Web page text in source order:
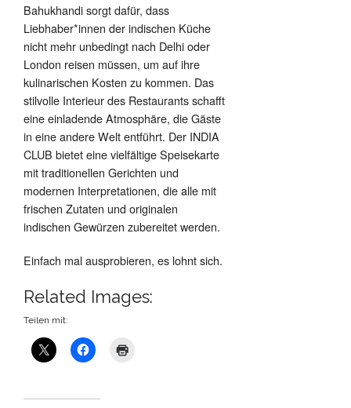
Bahukhandi sorgt dafür, dass
Liebhaber*innen der indischen Küche
nicht mehr unbedingt nach Delhi oder
London reisen müssen, um auf ihre
kulinarischen Kosten zu kommen. Das
stilvolle Interieur des Restaurants schafft
eine einladende Atmosphäre, die Gäste
in eine andere Welt entführt. Der INDIA
CLUB bietet eine vielfältige Speisekarte
mit traditionellen Gerichten und
modernen Interpretationen, die alle mit
frischen Zutaten und originalen
indischen Gewürzen zubereitet werden.
Einfach mal ausprobieren, es lohnt sich.
Related Images:
Teilen mit: